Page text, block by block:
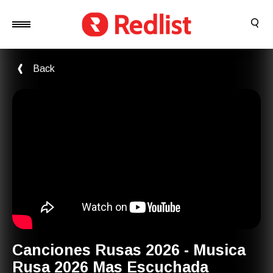
Back
Canciones Rusas 2026 - Musica
Rusa 2026 Mas Escuchada